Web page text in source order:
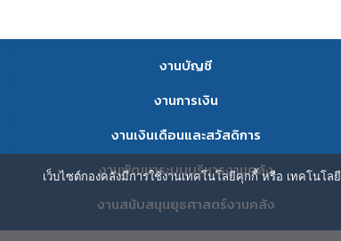
งานบัญชี
งานการเงิน
งานเงินเดือนและสวัสดิการ
งานพัฒนาระบบบริหารงานคลัง
งานสนับสนุนยุธศาสตร์งานคลัง
เว็บไซต์กองคลังมีการใช้งานเทคโนโลยีคุกกี้ หรือ เทคโนโ